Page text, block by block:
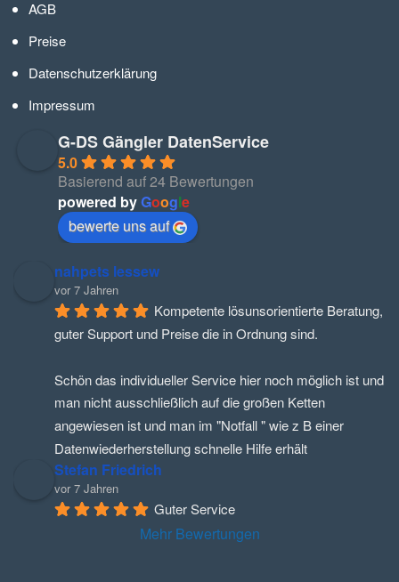
AGB
Preise
Datenschutzerklärung
Impressum
G-DS Gängler DatenService
5.0
Basierend auf 24 Bewertungen
powered byGoogle
bewerte uns auf
nahpets lessew
vor 7 Jahren
Kompetente lösunsorientierte Beratung,
guter Support und Preise die in Ordnung sind.
Schön das individueller Service hier noch möglich ist und
man nicht ausschließlich auf die großen Ketten
angewiesen ist und man im "Notfall " wie z B einer
Datenwiederherstellung schnelle Hilfe erhält
Stefan Friedrich
vor 7 Jahren
Guter Service
Mehr Bewertungen